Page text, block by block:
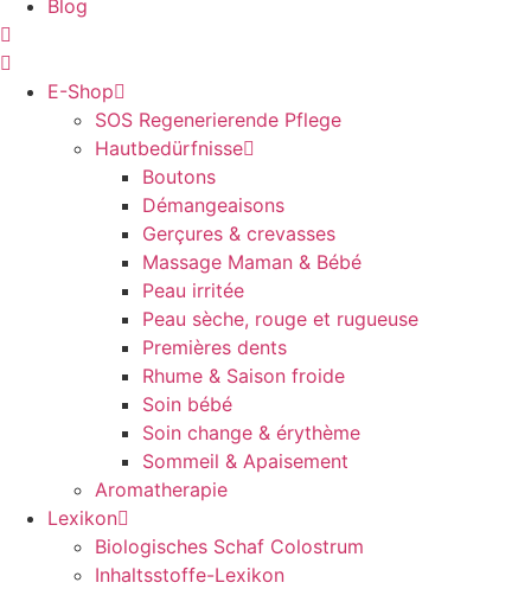
Blog
E-Shop
SOS Regenerierende Pflege
Hautbedürfnisse
Boutons
Démangeaisons
Gerçures & crevasses
Massage Maman & Bébé
Peau irritée
Peau sèche, rouge et rugueuse
Premières dents
Rhume & Saison froide
Soin bébé
Soin change & érythème
Sommeil & Apaisement
Aromatherapie
Lexikon
Biologisches Schaf Colostrum
Inhaltsstoffe-Lexikon